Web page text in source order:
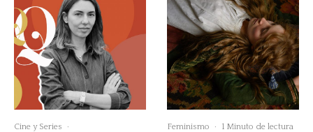
Cine y Series
·
Feminismo · 1 Minuto de lectura